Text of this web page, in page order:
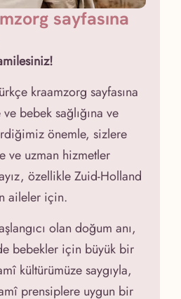
sayfasına
kraamzorg sayfasına
bebek sağlığına ve
önemle, sizlere
ve uzman hizmetler
özellikle Zuid-Holland
aileler için.
olan doğum anı,
bebekler için büyük bir
kültürümüze saygıyla,
prensiplere uygun bir